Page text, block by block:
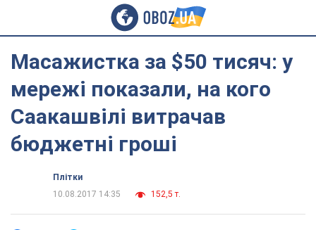
Масажистка за $50 тисяч: у
мережі показали, на кого
Саакашвілі витрачав
бюджетні гроші
Плітки
10.08.2017 14:35
152,5 т.